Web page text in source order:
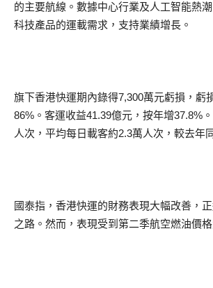
的主要航線。數據中心行業及人工智能熱
科技產品的運載需求，支持業績增長。
旗下香港快運期內錄得7,300萬元虧損，虧
86%。客運收益41.39億元，按年增37.8%
人次，平均每日載客約2.3萬人次，較去年
國泰指，香港快運的財務表現大幅改善，
之路。然而，表現受到第二季航空燃油價